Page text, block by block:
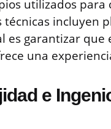
utilizados
técnicas incluyen
es garantizar que
una
e